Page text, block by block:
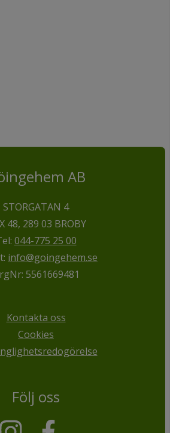
AB
STORGATAN 4
48, 289 03 BROBY
044-775 25 00
info@goingehem.se
5561669481
Kontakta oss
Cookies
Följ oss